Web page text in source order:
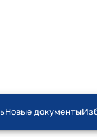
Новые документы